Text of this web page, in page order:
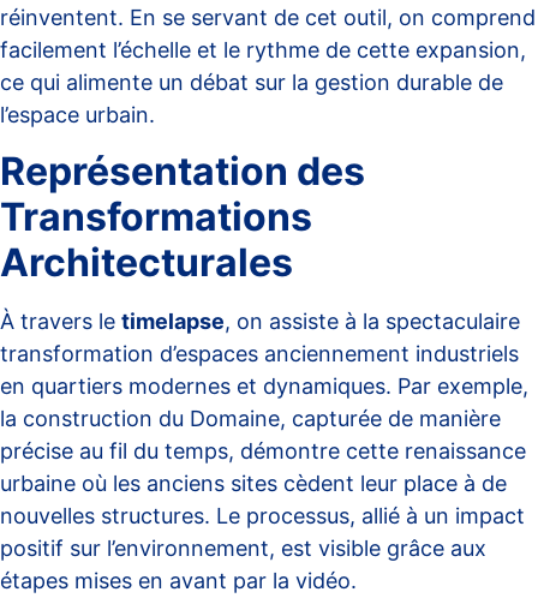
réinventent. En se servant de cet outil, on comprend
facilement l’échelle et le rythme de cette expansion,
ce qui alimente un débat sur la gestion durable de
l’espace urbain.
Représentation des
Transformations
Architecturales
À travers le timelapse, on assiste à la spectaculaire
transformation d’espaces anciennement industriels
en quartiers modernes et dynamiques. Par exemple,
la construction du Domaine, capturée de manière
précise au fil du temps, démontre cette renaissance
urbaine où les anciens sites cèdent leur place à de
nouvelles structures. Le processus, allié à un impact
positif sur l’environnement, est visible grâce aux
étapes mises en avant par la vidéo.